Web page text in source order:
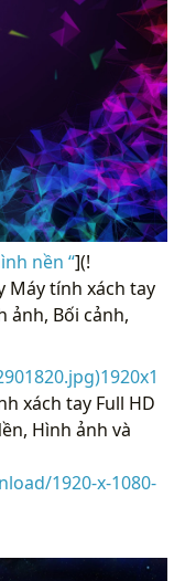
nền “](!
Máy tính xách tay
ảnh, Bối cảnh,
xách tay Full HD
Hình ảnh và
1920-x-1080-